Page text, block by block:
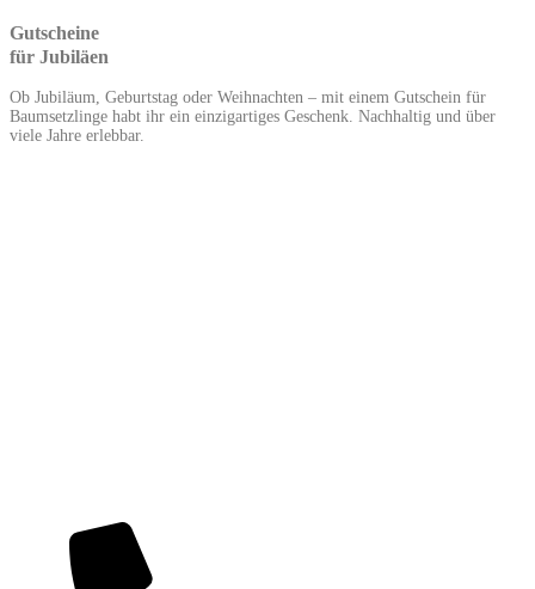
Gutscheine
für Jubiläen
Ob Jubiläum, Geburtstag oder Weihnachten – mit einem Gutschein für
Baumsetzlinge habt ihr ein einzigartiges Geschenk. Nachhaltig und über
viele Jahre erlebbar.